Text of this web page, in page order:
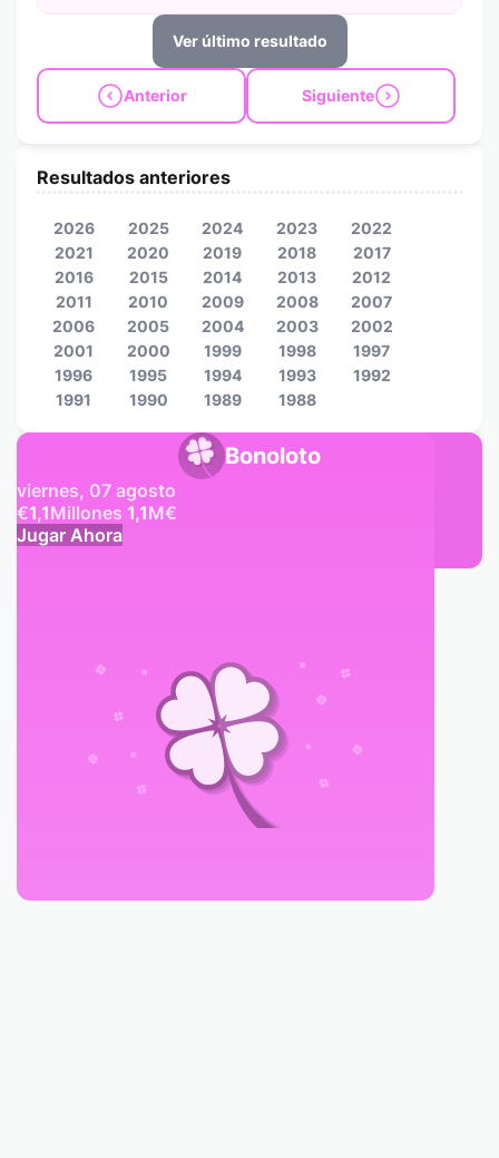
Ver último resultado
Anterior Siguiente
Bonoloto
viernes, 07 agosto
€1,1Millones 1,1M€
Jugar Ahora
Resultados anteriores
2026 2025 2024 2023
2022
2021
2020 2019 2018
2017
2016
2015 2014 2013
2012
2011
2010 2009 2008
2007
2006
2005 2004 2003
2002
2001
2000 1999 1998
1997
1996
1995 1994 1993
1992
1991
1990 1989 1988